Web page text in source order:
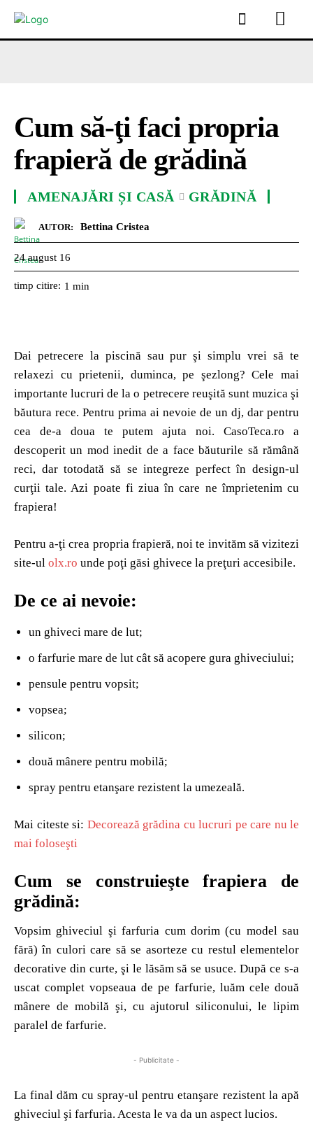
Cum să-ţi faci propria
frapieră de grădină
AMENAJĂRI ȘI CASĂ GRĂDINĂ
AUTOR: Bettina Cristea
24 august 16
timp citire: 1 min
Dai petrecere la piscină sau pur şi simplu vrei să te
relaxezi cu prietenii, duminca, pe şezlong? Cele mai
importante lucruri de la o petrecere reuşită sunt muzica şi
băutura rece. Pentru prima ai nevoie de un dj, dar pentru
cea de-a doua te putem ajuta noi. CasoTeca.ro a
descoperit un mod inedit de a face băuturile să rămână
reci, dar totodată să se integreze perfect în design-ul
curţii tale. Azi poate fi ziua în care ne împrietenim cu
frapiera!
Pentru a-ţi crea propria frapieră, noi te invităm să vizitezi
site-ul olx.ro unde poţi găsi ghivece la preţuri accesibile.
De ce ai nevoie:
un ghiveci mare de lut;
o farfurie mare de lut cât să acopere gura ghiveciului;
pensule pentru vopsit;
vopsea;
silicon;
două mânere pentru mobilă;
spray pentru etanşare rezistent la umezeală.
Mai citeste si: Decorează grădina cu lucruri pe care nu le
mai foloseşti
Cum se construieşte frapiera de
grădină:
Vopsim ghiveciul şi farfuria cum dorim (cu model sau
fără) în culori care să se asorteze cu restul elementelor
decorative din curte, şi le lăsăm să se usuce. După ce s-a
uscat complet vopseaua de pe farfurie, luăm cele două
mânere de mobilă şi, cu ajutorul siliconului, le lipim
paralel de farfurie.
- Publicitate -
La final dăm cu spray-ul pentru etanşare rezistent la apă
ghiveciul şi farfuria. Acesta le va da un aspect lucios.